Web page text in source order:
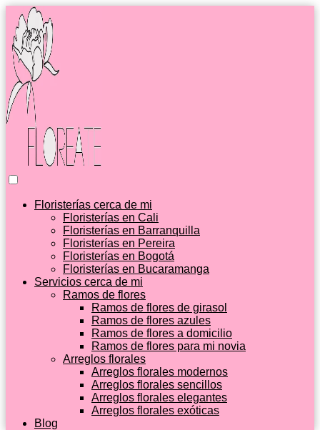
Floristerías cerca de mi
Floristerías en Cali
Floristerías en Barranquilla
Floristerías en Pereira
Floristerías en Bogotá
Floristerías en Bucaramanga
Servicios cerca de mi
Ramos de flores
Ramos de flores de girasol
Ramos de flores azules
Ramos de flores a domicilio
Ramos de flores para mi novia
Arreglos florales
Arreglos florales modernos
Arreglos florales sencillos
Arreglos florales elegantes
Arreglos florales exóticas
Blog